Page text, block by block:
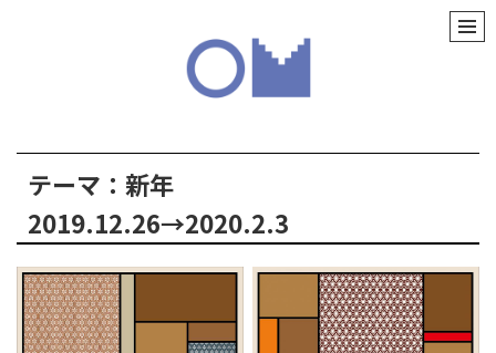
テーマ：新年
2019.12.26→2020.2.3